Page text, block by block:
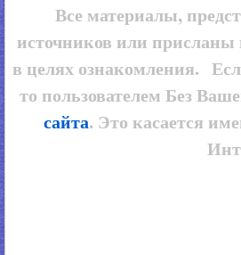
Все материалы,
источников или присланы
в целях ознакомления.
то пользователем Без
сайта. Это касается